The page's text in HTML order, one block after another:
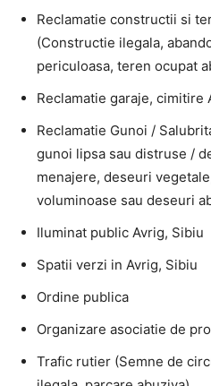
Reclamatie constructii si
(Constructie ilegala,
periculoasa, teren ocupat
Reclamatie garaje, cimitire
Reclamatie Gunoi /
gunoi lipsa sau distruse /
menajere, deseuri
voluminoase sau deseuri
Iluminat public Avrig, Sibiu
Spatii verzi in Avrig, Sibiu
Ordine publica
Organizare asociatie de
Trafic rutier (Semne de